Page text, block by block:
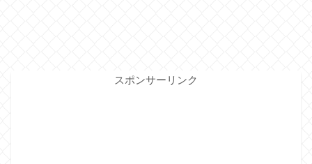
スポンサーリンク